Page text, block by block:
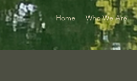
Home Who We Are